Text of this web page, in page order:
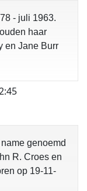
- juli 1963.
haar
en Jane Burr
genoemd
R. Croes en
op 19-11-